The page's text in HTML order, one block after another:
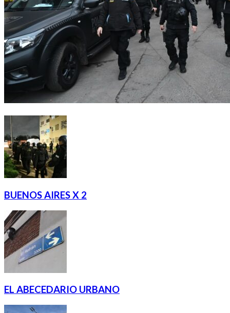
BUENOS AIRES X 2
EL ABECEDARIO URBANO